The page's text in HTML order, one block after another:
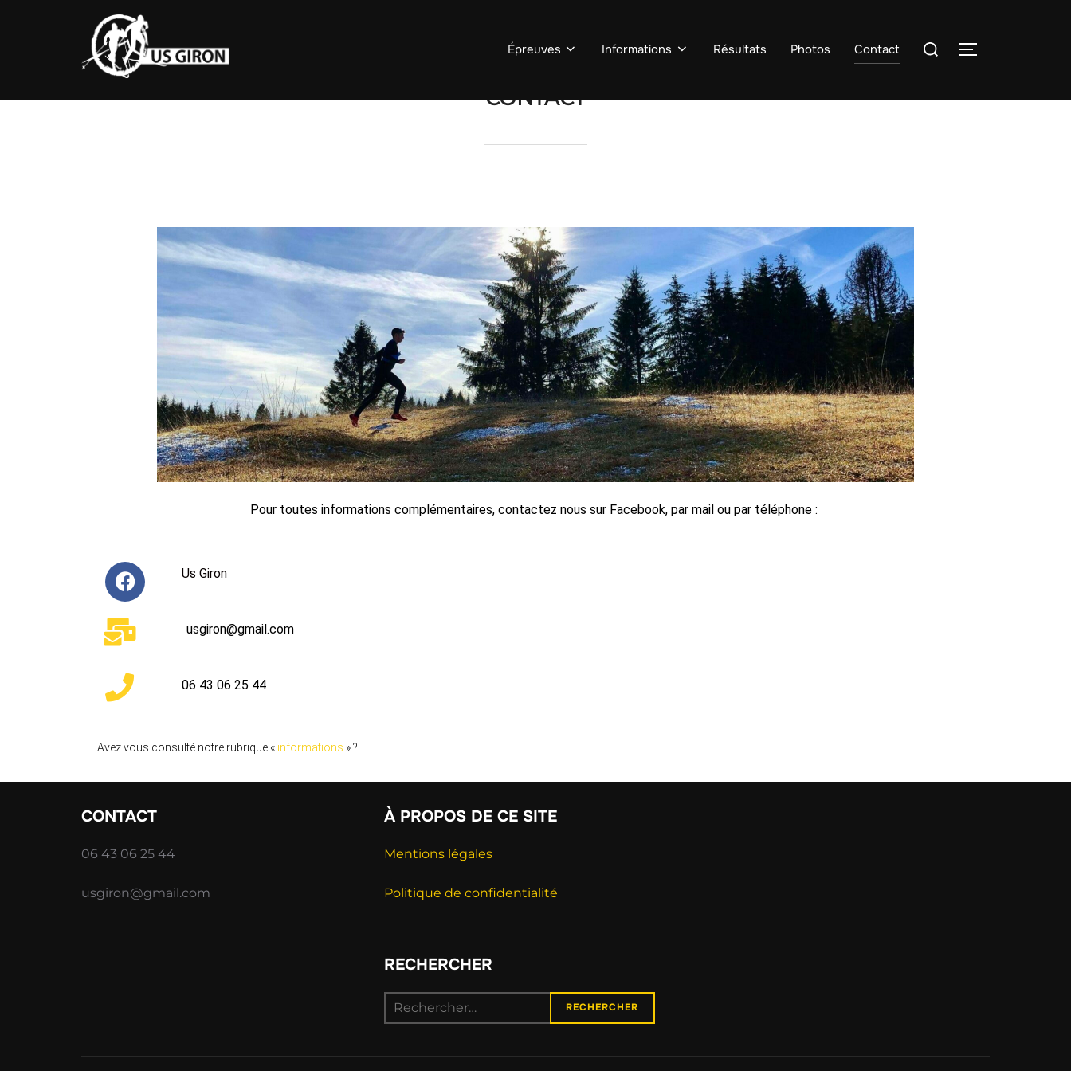
Épreuves Informations Résultats Photos Contact
CONTACT
Pour toutes informations complémentaires, contactez nous sur Facebook, par mail ou par téléphone :
Us Giron
usgiron@gmail.com
06 43 06 25 44
Avez vous consulté notre rubrique « informations » ?
CONTACT
06 43 06 25 44
usgiron@gmail.com
À PROPOS DE CE SITE
Mentions légales
Politique de confidentialité
RECHERCHER
RECHERCHER